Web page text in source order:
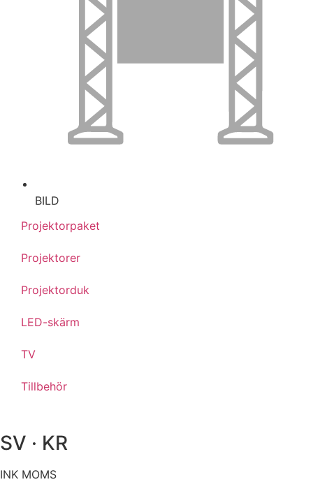
BILD
Projektorpaket
Projektorer
Projektorduk
LED-skärm
TV
Tillbehör
SV · KR
INK MOMS